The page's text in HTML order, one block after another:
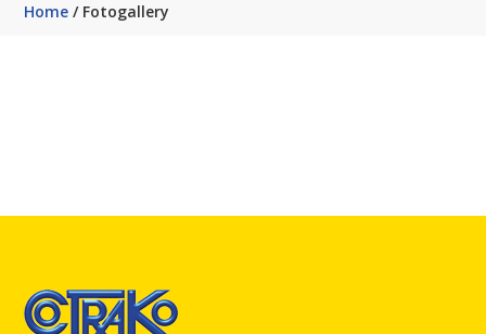
Home / Fotogallery